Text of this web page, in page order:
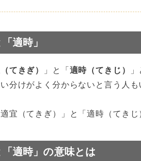
適時」
てきぎ） 」と「 適時（てきじ）
分けがよく分からないと言う人
宜（てきぎ）」と「適時（てき
「適時」の意味とは